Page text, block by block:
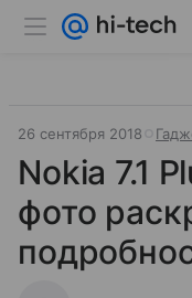
26 сентября 2018
Nokia 7.1
фото